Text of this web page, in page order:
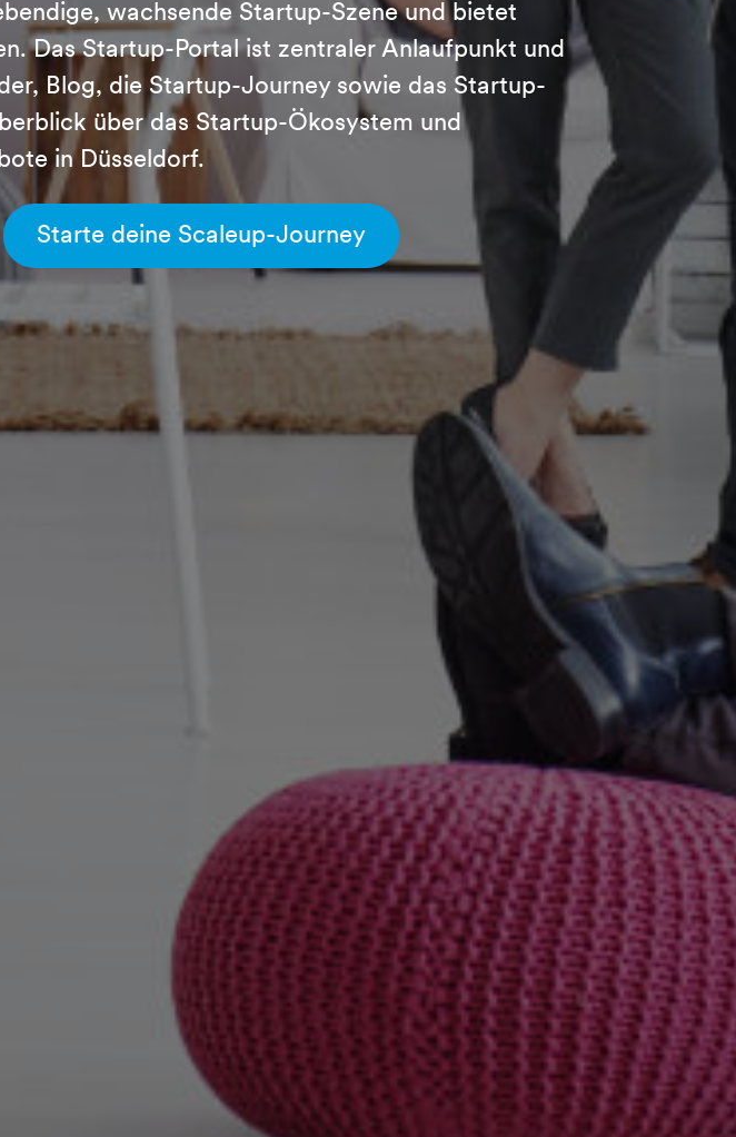
wachsende Startup-Szene und bietet
Das Startup-Portal ist zentraler Anlaufpunkt und
Blog, die Startup-Journey sowie das Startup-
über das Startup-Ökosystem und
in Düsseldorf.
Starte deine Scaleup-Journey